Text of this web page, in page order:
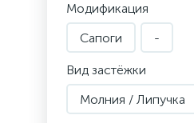
Модификация
Сапоги
-
Вид застёжки
Молния / Липучка